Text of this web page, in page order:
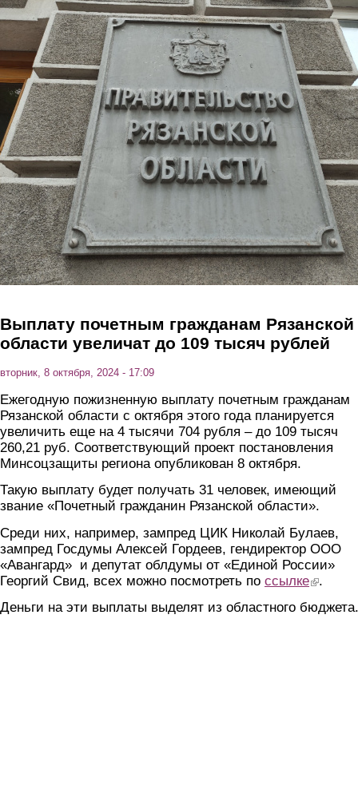
Перейти к основному содержанию
Выплату почетным гражданам Рязанской
области увеличат до 109 тысяч рублей
вторник, 8 октября, 2024 - 17:09
Ежегодную пожизненную выплату почетным гражданам
Рязанской области с октября этого года планируется
увеличить еще на 4 тысячи 704 рубля – до 109 тысяч
260,21 руб. Соответствующий проект постановления
Минсоцзащиты региона опубликован 8 октября.
Такую выплату будет получать 31 человек, имеющий
звание «Почетный гражданин Рязанской области».
Среди них, например, зампред ЦИК Николай Булаев,
зампред Госдумы Алексей Гордеев, гендиректор ООО
«Авангард» и депутат облдумы от «Единой России»
Георгий Свид, всех можно посмотреть по ссылке(link is
.
Деньги на эти выплаты выделят из областного бюджета.